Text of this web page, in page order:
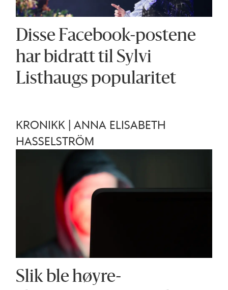
Disse Facebook-postene
har bidratt til Sylvi
Listhaugs popularitet
KRONIKK | ANNA ELISABETH
HASSELSTRÖM
Slik ble høyre­